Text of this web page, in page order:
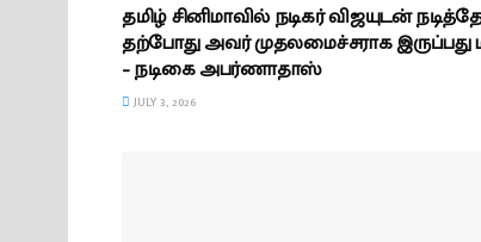
தமிழ் சினிமாவில் நடிகர் விஜயுடன்
தற்போது அவர் முதலமைச்சராக இருப்பது
– நடிகை அபர்ணாதாஸ்
JULY 3, 2026